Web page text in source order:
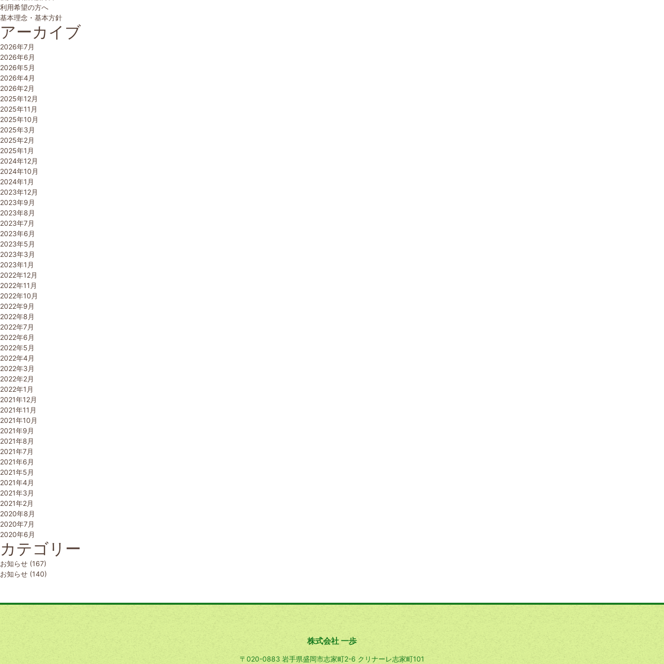
利用希望の方へ
基本理念・基本方針
アーカイブ
2026年7月
2026年6月
2026年5月
2026年4月
2026年2月
2025年12月
2025年11月
2025年10月
2025年3月
2025年2月
2025年1月
2024年12月
2024年10月
2024年1月
2023年12月
2023年9月
2023年8月
2023年7月
2023年6月
2023年5月
2023年3月
2023年1月
2022年12月
2022年11月
2022年10月
2022年9月
2022年8月
2022年7月
2022年6月
2022年5月
2022年4月
2022年3月
2022年2月
2022年1月
2021年12月
2021年11月
2021年10月
2021年9月
2021年8月
2021年7月
2021年6月
2021年5月
2021年4月
2021年3月
2021年2月
2020年8月
2020年7月
2020年6月
カテゴリー
お知らせ (167)
お知らせ (140)
株式会社 一歩
〒020-0883 岩手県盛岡市志家町2-6 クリナーレ志家町101